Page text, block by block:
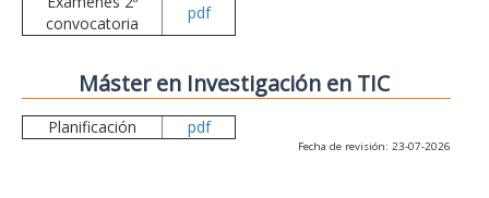
convocatoria
pdf
Máster en Investigación en TIC
Planificación pdf
Fecha de revisión: 23-07-2026